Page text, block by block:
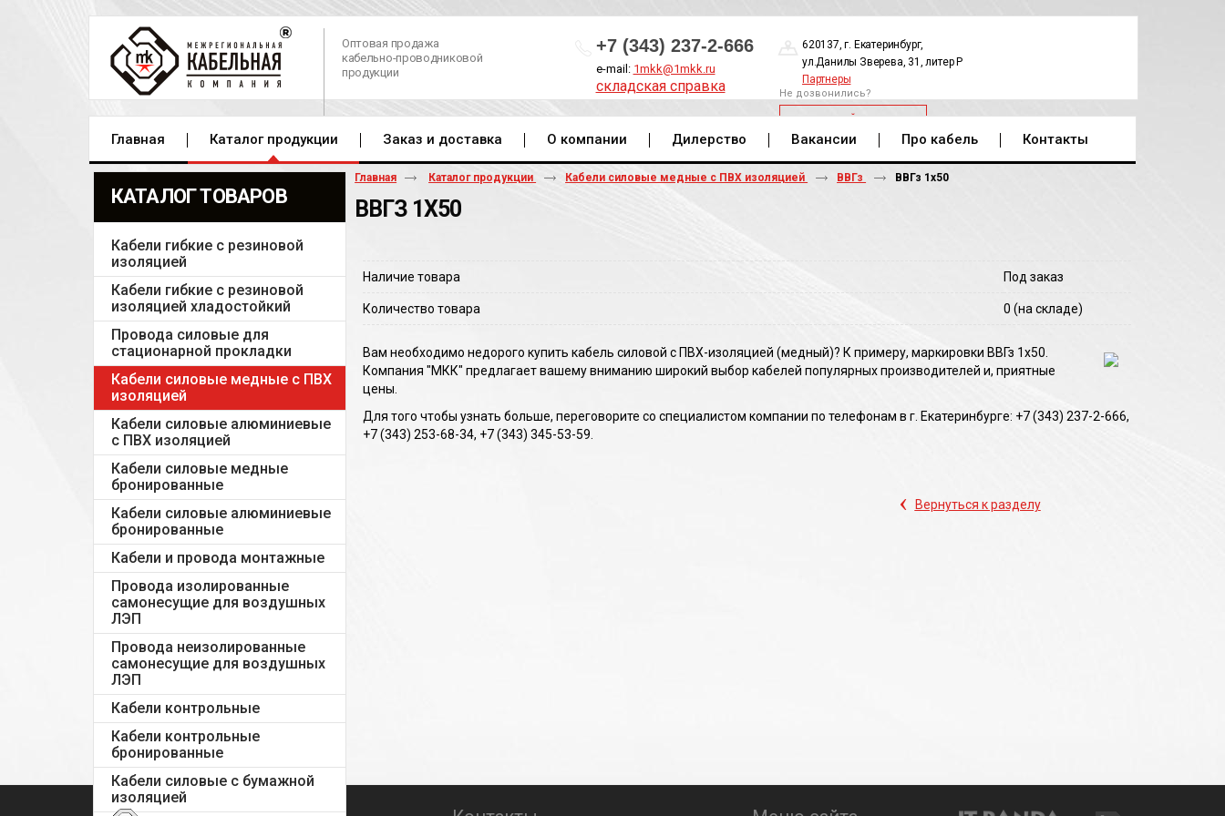
Оптовая продажа
кабельно-проводниковой
продукции
+7 (343) 237-2-666
e-mail: 1mkk@1mkk.ru
складская справка
620137, г. Екатеринбург,
ул.Данилы Зверева, 31, литер Р
Партнеры
Не дозвонились?
ОБРАТНЫЙ ЗВОНОК
Главная Каталог продукции Заказ и доставка О компании Дилерство Вакансии Про кабель Контакты
КАТАЛОГ ТОВАРОВ
Кабели гибкие с резиновой
изоляцией
Кабели гибкие с резиновой
изоляцией хладостойкий
Провода силовые для
стационарной прокладки
Кабели силовые медные с ПВХ
изоляцией
Кабели силовые алюминиевые
с ПВХ изоляцией
Кабели силовые медные
бронированные
Кабели силовые алюминиевые
бронированные
Кабели и провода монтажные
Провода изолированные
самонесущие для воздушных
ЛЭП
Провода неизолированные
самонесущие для воздушных
ЛЭП
Кабели контрольные
Кабели контрольные
бронированные
Кабели силовые с бумажной
изоляцией
Главная Каталог продукции Кабели силовые медные с ПВХ изоляцией ВВГз ВВГз 1х50
ВВГЗ 1Х50
Наличие товара Под заказ
Количество товара 0 (на складе)
Вам необходимо недорого купить кабель силовой с ПВХ-изоляцией (медный)? К примеру, маркировки ВВГз 1х50.
Компания "МКК" предлагает вашему вниманию широкий выбор кабелей популярных производителей и, приятные
цены.
Для того чтобы узнать больше, переговорите со специалистом компании по телефонам в г. Екатеринбурге: +7 (343) 237-2-666,
+7 (343) 253-68-34, +7 (343) 345-53-59.
‹ Вернуться к разделу